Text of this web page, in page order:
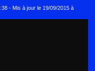
- Mis à jour le 19/09/2015 à